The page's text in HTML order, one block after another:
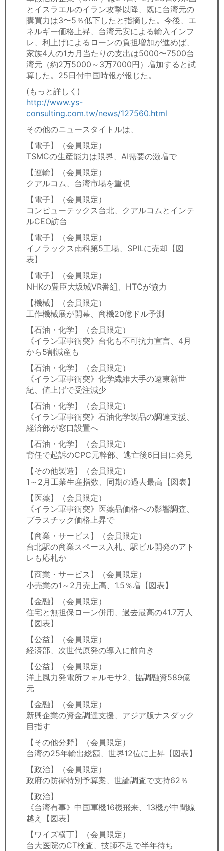
とイスラエルのイラン攻撃以降、既に台湾元の
購買力は3〜5％低下したと指摘した。今後、エ
ネルギー価格上昇、台湾元安による輸入インフ
レ、利上げによるローンの負担増加が進めば、
家族4人の1カ月当たりの支出は5000〜7500台
湾元（約2万5000～3万7000円）増加すると試
算した。25日付中国時報が報じた。
(もっと詳しく)
http://www.ys-
consulting.com.tw/news/127560.html
その他のニュースタイトルは、
【電子】（会員限定）
TSMCの生産能力は限界、AI需要の激増で
【運輸】（会員限定）
クアルコム、台湾市場を重視
【電子】（会員限定）
コンピューテックス台北、クアルコムとインテ
ルCEO訪台
【電子】（会員限定）
イノラックス南科第5工場、SPILに売却【図
表】
【電子】（会員限定）
NHKの豊臣大坂城VR番組、HTCが協力
【機械】（会員限定）
工作機械展が開幕、商機20億ドル予測
【石油・化学】（会員限定）
《イラン軍事衝突》台化も不可抗力宣言、4月
から5割減産も
【石油・化学】（会員限定）
《イラン軍事衝突》化学繊維大手の遠東新世
紀、値上げで受注減少
【石油・化学】（会員限定）
《イラン軍事衝突》石油化学製品の調達支援、
経済部が窓口設置へ
【石油・化学】（会員限定）
背任で起訴のCPC元幹部、逃亡後6日目に発見
【その他製造】（会員限定）
1～2月工業生産指数、同期の過去最高【図表】
【医薬】（会員限定）
《イラン軍事衝突》医薬品価格への影響調査、
プラスチック価格上昇で
【商業・サービス】（会員限定）
台北駅の商業スペース入札、駅ビル開発のアト
レも応札か
【商業・サービス】（会員限定）
小売業の1～2月売上高、1.5％増【図表】
【金融】（会員限定）
住宅と無担保ローン併用、過去最高の41.7万人
【図表】
【公益】（会員限定）
経済部、次世代原発の導入に前向き
【公益】（会員限定）
洋上風力発電所フォルモサ2、協調融資589億
元
【金融】（会員限定）
新興企業の資金調達支援、アジア版ナスダック
目指す
【その他分野】（会員限定）
台湾の25年輸出総額、世界12位に上昇【図表】
【政治】（会員限定）
政府の防衛特別予算案、世論調査で支持62％
【政治】
《台湾有事》中国軍機16機飛来、13機が中間線
越え【図表】
【ワイズ横丁】（会員限定）
台大医院のCT検査、技師不足で半年待ち